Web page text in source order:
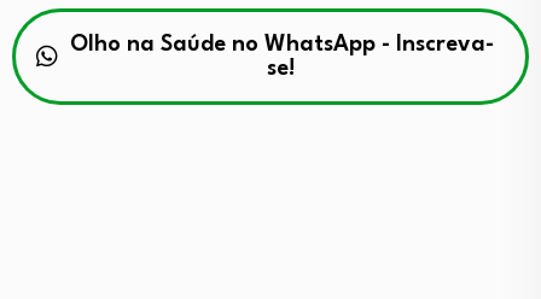
Olho na Saúde no WhatsApp - Inscreva-
se!